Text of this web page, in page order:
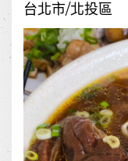
台北市/北投區